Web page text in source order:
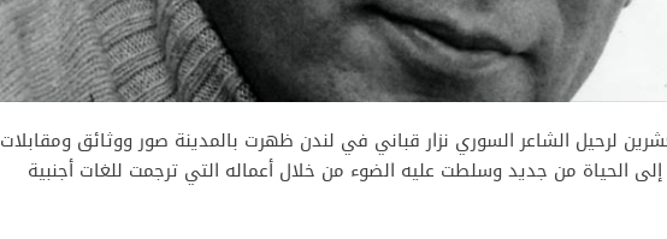
لرحيل الشاعر السوري نزار قباني في لندن ظهرت بالمدينة صور ووثائق ومقابلات
إلى الحياة من جديد وسلطت عليه الضوء من خلال أعماله التي ترجمت للغات أجنبية